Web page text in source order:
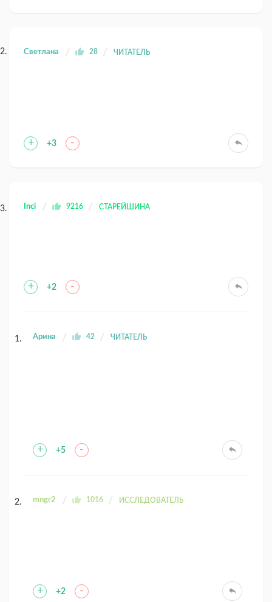
Светлана 28 ЧИТАТЕЛЬ
+ +3 -
Inci 9216 СТАРЕЙШИНА
+ +2 -
Арина 42 ЧИТАТЕЛЬ
+ +5 -
mngr2 1016 ИССЛЕДОВАТЕЛЬ
+ +2 -